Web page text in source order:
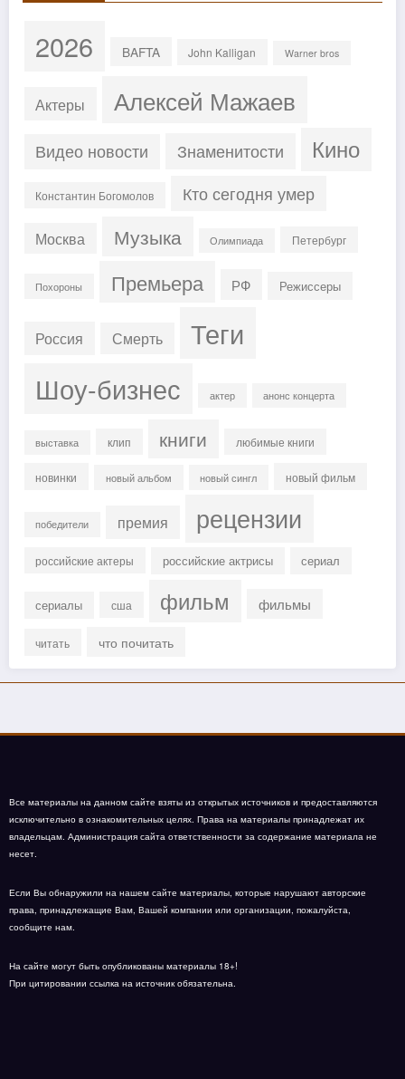
2026 BAFTA John Kalligan Warner bros
Актеры Алексей Мажаев
Видео новости Знаменитости Кино
Константин Богомолов Кто сегодня умер
Москва Музыка Олимпиада Петербург
Похороны Премьера РФ Режиссеры
Россия Смерть Теги
Шоу-бизнес актер анонс концерта
выставка клип книги любимые книги
новинки новый альбом новый сингл новый фильм
победители премия рецензии
российские актеры российские актрисы сериал
сериалы сша фильм фильмы
читать что почитать
Все материалы на данном сайте взяты из открытых источников и предоставляются
исключительно в ознакомительных целях. Права на материалы принадлежат их
владельцам. Администрация сайта ответственности за содержание материала не
несет.
Если Вы обнаружили на нашем сайте материалы, которые нарушают авторские
права, принадлежащие Вам, Вашей компании или организации, пожалуйста,
сообщите нам.
На сайте могут быть опубликованы материалы 18+!
При цитировании ссылка на источник обязательна.